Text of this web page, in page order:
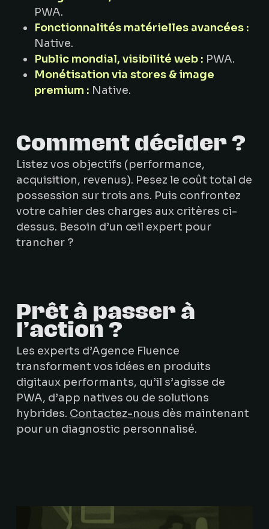
PWA.
Fonctionnalités matérielles avancées :
Native.
Public mondial, visibilité web : PWA.
Monétisation via stores & image
premium : Native.
Comment décider ?
Listez vos objectifs (performance,
acquisition, revenus). Pesez le coût total de
possession sur trois ans. Puis confrontez
votre cahier des charges aux critères ci-
dessus. Besoin d’un œil expert pour
trancher ?
Prêt à passer à
l’action ?
Les experts d’Agence Fluence
transforment vos idées en produits
digitaux performants, qu’il s’agisse de
PWA, d’app natives ou de solutions
hybrides. Contactez-nous dès maintenant
pour un diagnostic personnalisé.